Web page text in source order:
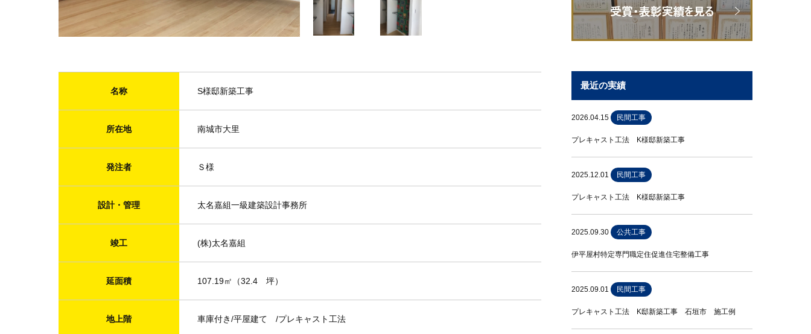
名称 S様邸新築工事
所在地 南城市大里
発注者 Ｓ様
設計・管理 太名嘉組一級建築設計事務所
竣工 (株)太名嘉組
延面積 107.19㎡（32.4 坪）
地上階 車庫付き/平屋建て /プレキャスト工法
最近の実績
2026.04.15 民間工事
プレキャスト工法 K様邸新築工事
2025.12.01 民間工事
プレキャスト工法 K様邸新築工事
2025.09.30 公共工事
伊平屋村特定専門職定住促進住宅整備工事
2025.09.01 民間工事
プレキャスト工法 K邸新築工事 石垣市 施工例